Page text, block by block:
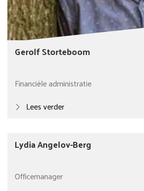
Gerolf Storteboom
Financiële administratie
Lees verder
Lydia Angelov-Berg
Officemanager